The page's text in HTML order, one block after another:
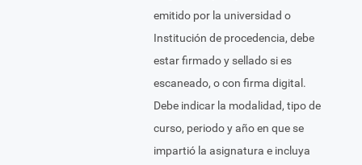
emitido por la universidad o
Institución de procedencia, debe
estar firmado y sellado si es
escaneado, o con firma digital.
Debe indicar la modalidad, tipo de
curso, periodo y año en que se
impartió la asignatura e incluya